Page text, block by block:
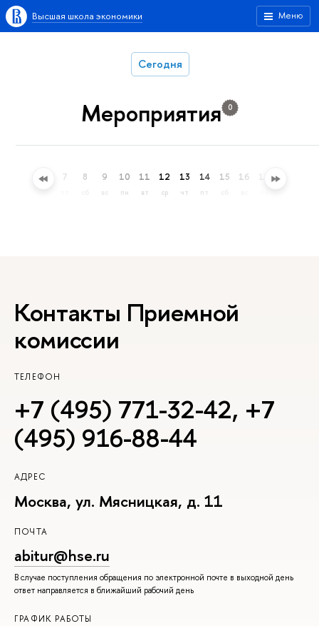
Меню
Высшая школа экономики
Сегодня
Мероприятия 0
6 7 8 9
вс
10
пн
11
вт
12
ср
13
чт
14
пт
15 16 18
Контакты Приемной
комиссии
ТЕЛЕФОН
+7 (495) 771-32-42, +7
(495) 916-88-44
АДРЕС
Москва, ул. Мясницкая, д. 11
ПОЧТА
abitur@hse.ru
В случае поступления обращения по электронной почте в выходной день
ответ направляется в ближайший рабочий день
ГРАФИК РАБОТЫ